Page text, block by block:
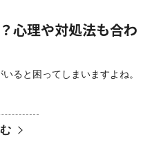
心理や対処法も合わ
ると困ってしまいますよね。